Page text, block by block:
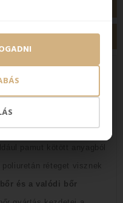
a valódi bőrt
amely
a valódi bőrt.Az
réteget visznek
és a valódi bőr